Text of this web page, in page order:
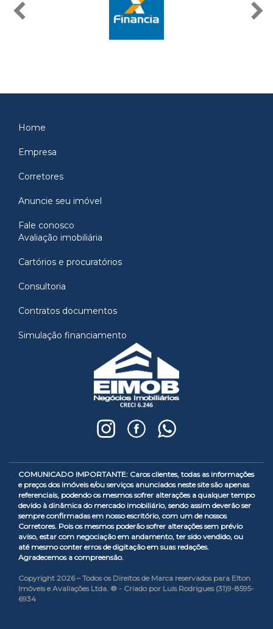
Home
Empresa
Corretores
Anuncie seu imóvel
Fale conosco
Avaliação imobiliária
Cartórios e procuratórios
Consultoria
Contratos documentos
Simulação financiamento
COMUNICADO IMPORTANTE: Caros clientes, todas as informações
e preços dos imóveis e/ou serviços anunciados neste site são apenas
referenciais, podendo os mesmos sofrer alterações a qualquer tempo
devido à dinâmica do mercado imobiliário, sendo assim deverão ser
sempre confirmadas em nosso escritório, com um de nossos
Corretores. Pois os mesmos poderão sofrer alterações sem prévio
aviso, estar com negociação em andamento, ter sido vendido, ou
até mesmo conter erros de digitação em suas redações.
Agradecemos a compreensão.
Copyright 2026 – Todos os Direitos de Marca reservados para Elton
Imóveis e Avaliações Ltda. ® - Criado por Luis Rodrigues (31)9-8595-
6934